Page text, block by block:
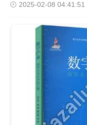
2025-02-08 04:41:51